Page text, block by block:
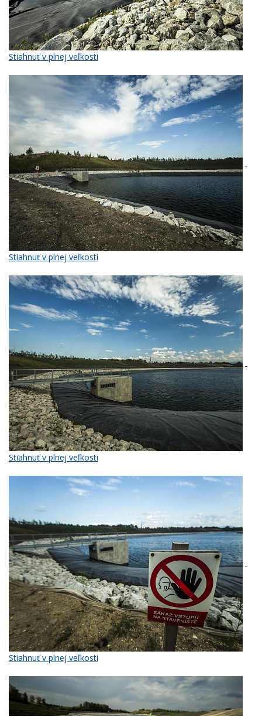
Stiahnuť v plnej veľkosti
Stiahnuť v plnej veľkosti
Stiahnuť v plnej veľkosti
Stiahnuť v plnej veľkosti